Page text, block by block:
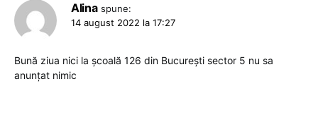
Alina spune:
14 august 2022 la 17:27
Bună ziua nici la școală 126 din București sector 5 nu sa
anunțat nimic